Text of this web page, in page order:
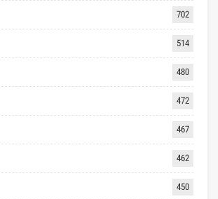
702
514
480
472
467
462
450